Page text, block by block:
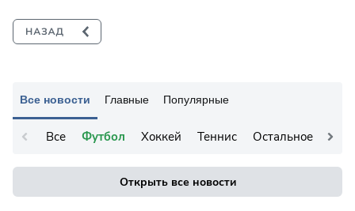
Все новости Главные Популярные
Все Футбол Хоккей Теннис Остальное
Открыть все новости